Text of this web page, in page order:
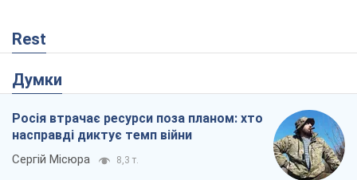
Rest
Думки
Росія втрачає ресурси поза планом: хто
насправді диктує темп війни
Сергій Місюра 8,3 т.